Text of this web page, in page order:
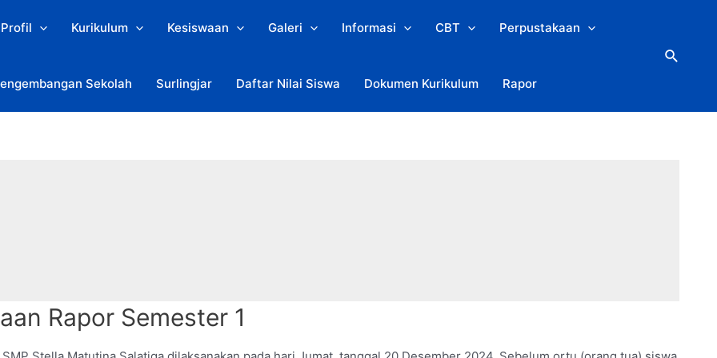
Profil Kurikulum Kesiswaan Galeri Informasi CBT Perpustakaan
Sekolah Surlingjar Daftar Nilai Siswa Dokumen Kurikulum Rapor
Search
Rapor Semester 1